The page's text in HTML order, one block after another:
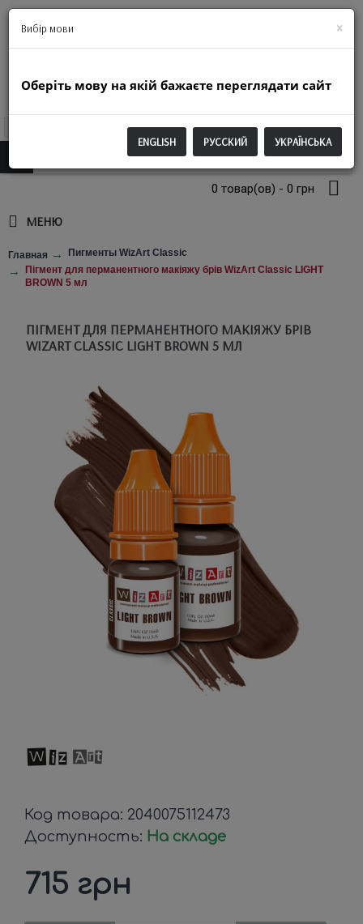
0 товар(ов) - 0 грн
МЕНЮ
Главная
Пигменты WizArt Classic
Пігмент для перманентного макіяжу брів WizArt Classic LIGHT
BROWN 5 мл
ПІГМЕНТ ДЛЯ ПЕРМАНЕНТНОГО МАКІЯЖУ БРІВ
WIZART CLASSIC LIGHT BROWN 5 МЛ
Код товара: 2040075112473
Доступность: На складе
715 грн
Вибір мови ×
Оберіть мову на якій бажаєте переглядати сайт
ENGLISH РУССКИЙ УКРАЇНСЬКА